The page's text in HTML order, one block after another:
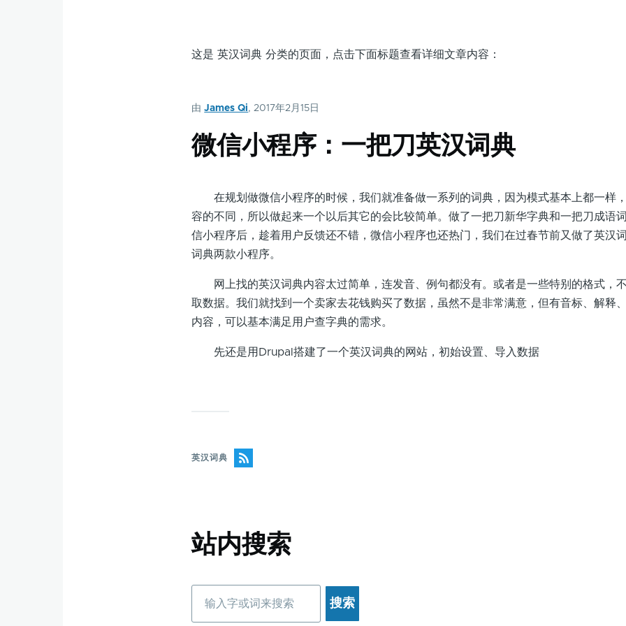
这是 英汉词典 分类的页面，点击下面标题查看详细文章内容：
由James Qi, 2017年2月15日
微信小程序：一把刀英汉词典
在规划做微信小程序的时候，我们就准备做一系列的词典，因为模式基本上都一样
容的不同，所以做起来一个以后其它的会比较简单。做了一把刀新华字典和一把刀成语
信小程序后，趁着用户反馈还不错，微信小程序也还热门，我们在过春节前又做了英汉
词典两款小程序。
网上找的英汉词典内容太过简单，连发音、例句都没有。或者是一些特别的格式，
取数据。我们就找到一个卖家去花钱购买了数据，虽然不是非常满意，但有音标、解释
内容，可以基本满足用户查字典的需求。
先还是用Drupal搭建了一个英汉词典的网站，初始设置、导入数据
英汉词典
站内搜索